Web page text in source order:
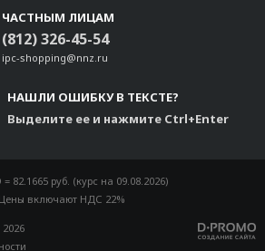
ЧАСТНЫМ ЛИЦАМ
(812) 326-45-54
ipc-shopping@nnz.ru
НАШЛИ ОШИБКУ В ТЕКСТЕ?
Выделите ее и нажмите Ctrl+Enter
= 82.1665 руб. (курс на 09.08.2026)
Цены включают НДС 22%